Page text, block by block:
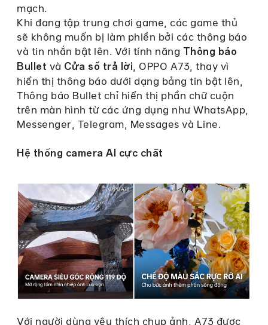
mạch.
Khi đang tập trung chơi game, các game thủ
sẽ không muốn bị làm phiền bởi các thông báo
và tin nhắn bật lên. Với tính năng Thông báo
Bullet và Cửa sổ trả lời , OPPO A73, thay vì
hiển thị thông báo dưới dạng bảng tin bật lên,
Thông báo Bullet chỉ hiển thị phần chữ cuộn
trên màn hình từ các ứng dụng như WhatsApp,
Messenger, Telegram, Messages và Line.
Hệ thống camera AI cực chất
Với người dùng yêu thích chụp ảnh, A73 được